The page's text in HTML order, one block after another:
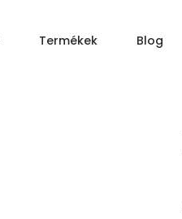
Termékek Blog